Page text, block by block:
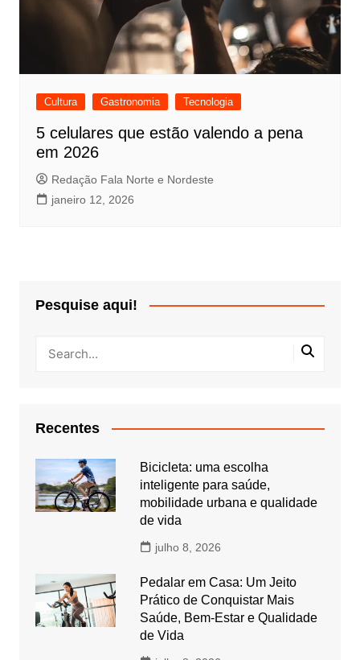
Cultura Gastronomia Tecnologia
5 celulares que estão valendo a pena
em 2026
Redação Fala Norte e Nordeste
janeiro 12, 2026
Pesquise aqui!
Recentes
Bicicleta: uma escolha
inteligente para saúde,
mobilidade urbana e qualidade
de vida
julho 8, 2026
Pedalar em Casa: Um Jeito
Prático de Conquistar Mais
Saúde, Bem-Estar e Qualidade
de Vida